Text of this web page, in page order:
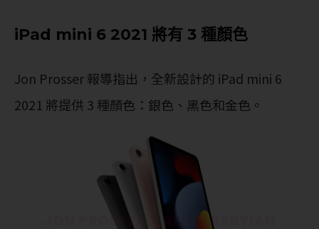
iPad mini 6 2021 將有 3 種顏色
Jon Prosser 報導指出，全新設計的 iPad mini 6
2021 將提供 3 種顏色：銀色、黑色和金色。